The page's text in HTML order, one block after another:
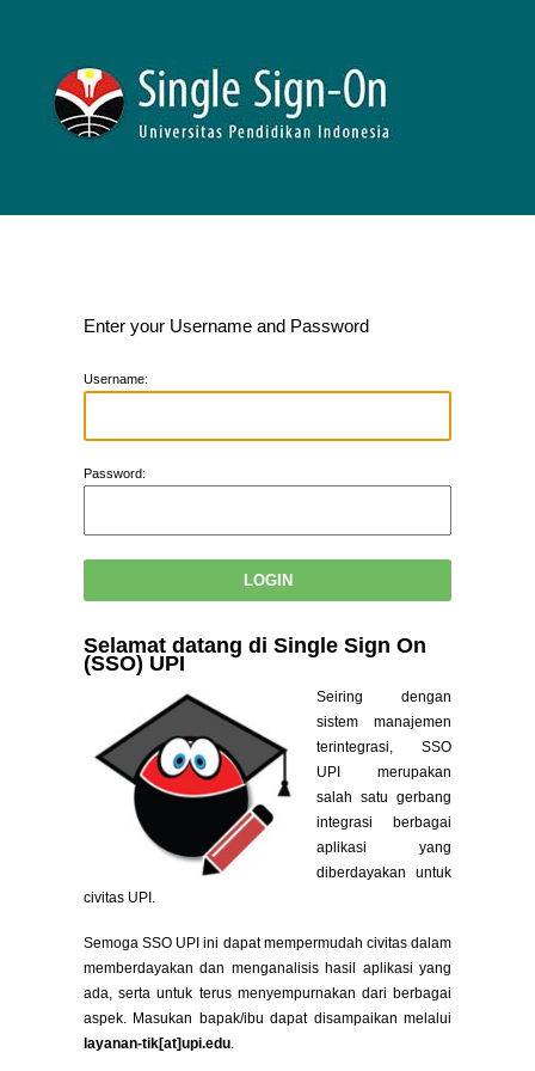
Enter your Username and Password
Username:
Password:
Selamat datang di Single Sign On
(SSO) UPI
Seiring dengan
sistem manajemen
terintegrasi, SSO
UPI merupakan
salah satu gerbang
integrasi berbagai
aplikasi yang
diberdayakan untuk
civitas UPI.
Semoga SSO UPI ini dapat mempermudah civitas dalam
memberdayakan dan menganalisis hasil aplikasi yang
ada, serta untuk terus menyempurnakan dari berbagai
aspek. Masukan bapak/ibu dapat disampaikan melalui
layanan-tik[at]upi.edu.